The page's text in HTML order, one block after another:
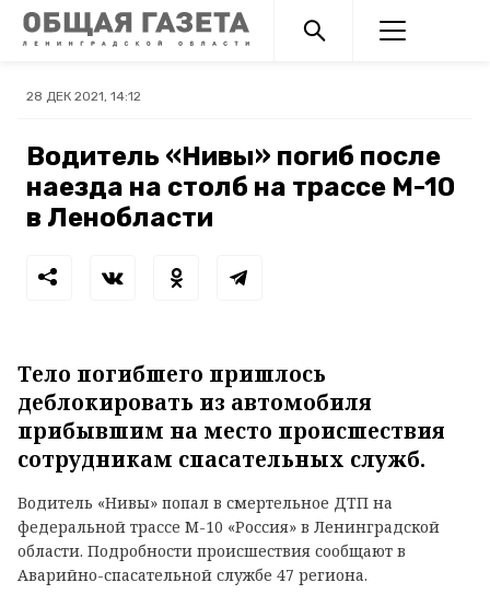
28 ДЕК 2021, 14:12
Водитель «Нивы» погиб после
наезда на столб на трассе М-10
в Ленобласти
Тело погибшего пришлось
деблокировать из автомобиля
прибывшим на место происшествия
сотрудникам спасательных служб.
Водитель «Нивы» попал в смертельное ДТП на
федеральной трассе М-10 «Россия» в Ленинградской
области. Подробности происшествия сообщают в
Аварийно-спасательной службе 47 региона.